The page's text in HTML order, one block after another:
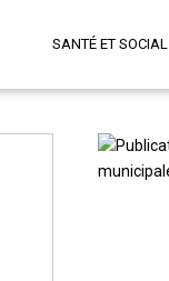
SANTÉ ET SOCIAL